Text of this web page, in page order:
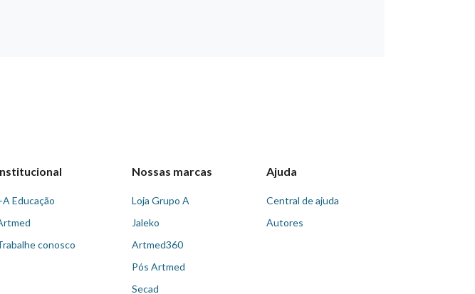
Educação
conosco
Nossas marcas
Loja Grupo A
Jaleko
Artmed360
Pós Artmed
Secad
Ajuda
Central de ajuda
Autores